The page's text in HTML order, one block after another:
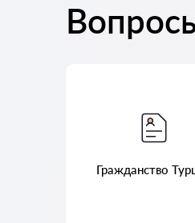
Гражданство